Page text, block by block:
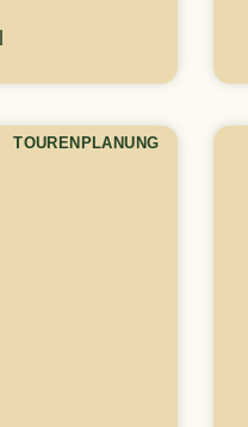
TOURENPLANUNG